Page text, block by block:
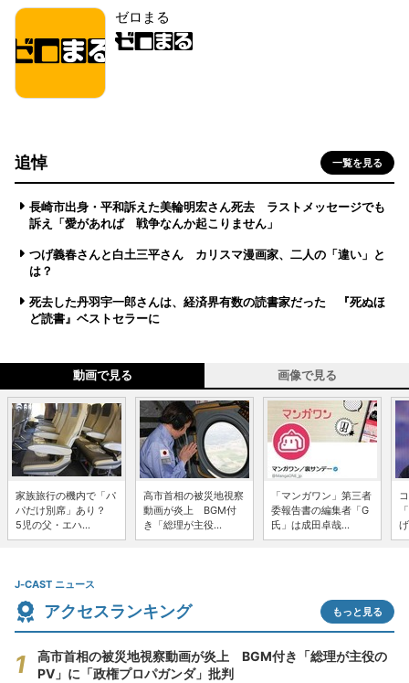
ゼロまる
追悼 一覧を見る
長崎市出身・平和訴えた美輪明宏さん死去 ラストメッセージでも
訴え「愛があれば 戦争なんか起こりません」
つげ義春さんと白土三平さん カリスマ漫画家、二人の「違い」と
は？
死去した丹羽宇一郎さんは、経済界有数の読書家だった 『死ぬほ
ど読書』ベストセラーに
動画で見る 画像で見る
家族旅行の機内で「パ
パだけ別席」あり？
5児の父・エハ...
高市首相の被災地視察
動画が炎上 BGM付
き「総理が主役...
「マンガワン」第三者
委報告書の編集者「G
氏」は成田卓哉...
J-CAST ニュース
アクセスランキング もっと見る
高市首相の被災地視察動画が炎上 BGM付き「総理が主役の
PV」に「政権プロパガンダ」批判